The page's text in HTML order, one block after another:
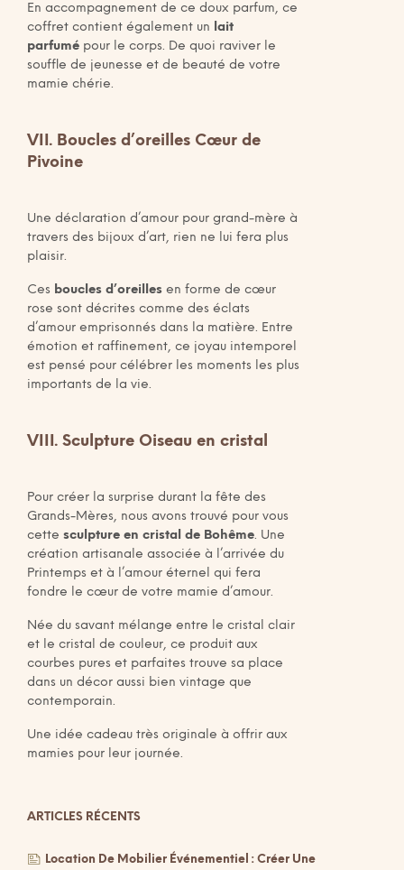
En accompagnement de ce doux parfum, ce
coffret contient également un lait
parfumé pour le corps. De quoi raviver le
souffle de jeunesse et de beauté de votre
mamie chérie.
VII. Boucles d’oreilles Cœur de
Pivoine
Une déclaration d’amour pour grand-mère à
travers des bijoux d’art, rien ne lui fera plus
plaisir.
Ces boucles d’oreilles en forme de cœur
rose sont décrites comme des éclats
d’amour emprisonnés dans la matière. Entre
émotion et raffinement, ce joyau intemporel
est pensé pour célébrer les moments les plus
importants de la vie.
VIII. Sculpture Oiseau en cristal
Pour créer la surprise durant la fête des
Grands-Mères, nous avons trouvé pour vous
cette sculpture en cristal de Bohême. Une
création artisanale associée à l’arrivée du
Printemps et à l’amour éternel qui fera
fondre le cœur de votre mamie d’amour.
Née du savant mélange entre le cristal clair
et le cristal de couleur, ce produit aux
courbes pures et parfaites trouve sa place
dans un décor aussi bien vintage que
contemporain.
Une idée cadeau très originale à offrir aux
mamies pour leur journée.
ARTICLES RÉCENTS
Location De Mobilier Événementiel : Créer Une